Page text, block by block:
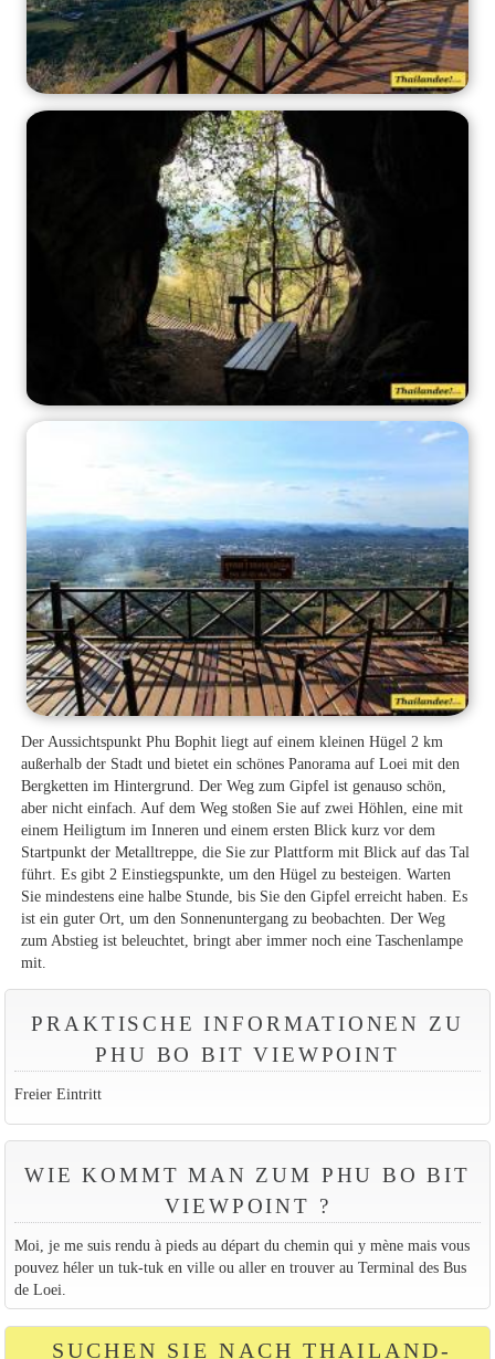
Der Aussichtspunkt Phu Bophit liegt auf einem kleinen Hügel 2 km
außerhalb der Stadt und bietet ein schönes Panorama auf Loei mit den
Bergketten im Hintergrund. Der Weg zum Gipfel ist genauso schön,
aber nicht einfach. Auf dem Weg stoßen Sie auf zwei Höhlen, eine mit
einem Heiligtum im Inneren und einem ersten Blick kurz vor dem
Startpunkt der Metalltreppe, die Sie zur Plattform mit Blick auf das Tal
führt. Es gibt 2 Einstiegspunkte, um den Hügel zu besteigen. Warten
Sie mindestens eine halbe Stunde, bis Sie den Gipfel erreicht haben. Es
ist ein guter Ort, um den Sonnenuntergang zu beobachten. Der Weg
zum Abstieg ist beleuchtet, bringt aber immer noch eine Taschenlampe
mit.
PRAKTISCHE INFORMATIONEN ZU
PHU BO BIT VIEWPOINT
Freier Eintritt
WIE KOMMT MAN ZUM PHU BO BIT
VIEWPOINT ?
Moi, je me suis rendu à pieds au départ du chemin qui y mène mais vous
pouvez héler un tuk-tuk en ville ou aller en trouver au Terminal des Bus
de Loei.
SUCHEN SIE NACH THAILAND-